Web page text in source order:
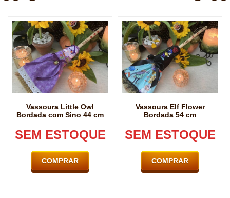
Vassoura Little Owl
Bordada com Sino 44 cm
SEM ESTOQUE
COMPRAR
Vassoura Elf Flower
Bordada 54 cm
SEM ESTOQUE
COMPRAR